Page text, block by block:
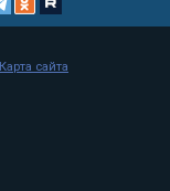
Карта сайта